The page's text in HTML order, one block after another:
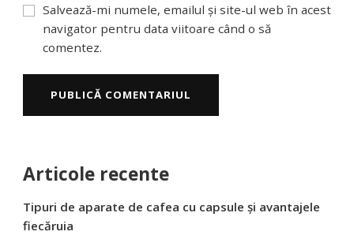
Salvează-mi numele, emailul și site-ul web în acest
navigator pentru data viitoare când o să
comentez.
Articole recente
Tipuri de aparate de cafea cu capsule și avantajele
fiecăruia